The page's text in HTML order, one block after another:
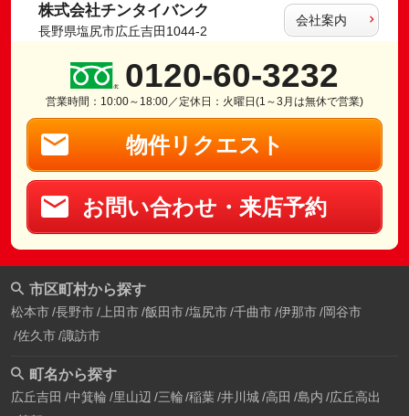
株式会社チンタイバンク
長野県塩尻市広丘吉田1044-2
会社案内
0120-60-3232
営業時間：10:00～18:00／定休日：火曜日(1～3月は無休で営業)
物件リクエスト
お問い合わせ・来店予約
市区町村から探す
松本市 長野市 上田市 飯田市 塩尻市 千曲市 伊那市 岡谷市
佐久市 諏訪市
町名から探す
広丘吉田 中箕輪 里山辺 三輪 稲葉 井川城 高田 島内 広丘高出